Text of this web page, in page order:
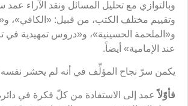
وبالتوازي مع تحليل المسائل ونقد الآراء عمد
وتقييم مختلف الكتب، من قبيل: «الكافي»،
و«الملحمة الحسينية»، و«دروس تمهيدية في
عند الإمامية» أيضاً.
يكمن سرّ نجاح المؤلِّف في أنه لم يحشر
فأوّلاًعمد إلى الاستفادة من كلّ فكرة في